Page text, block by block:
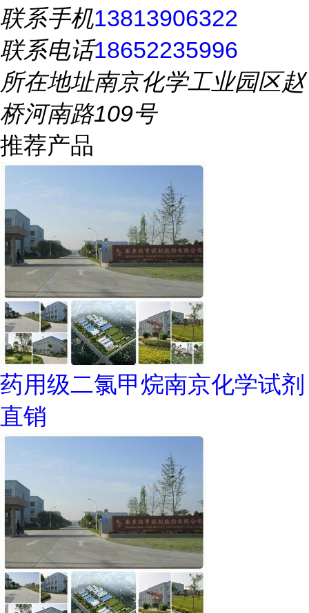
联系手机13813906322
联系电话18652235996
所在地址南京化学工业园区赵
桥河南路109号
推荐产品
药用级二氯甲烷南京化学试剂
直销